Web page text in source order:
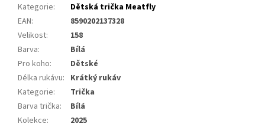
Kategorie:
Dětská trička Meatfly
EAN:
8590202137328
Velikost:
158
Barva:
Bílá
Pro koho:
Dětské
Délka rukávu: Krátký rukáv
Kategorie:
Trička
Barva trička:
Bílá
Kolekce:
2025